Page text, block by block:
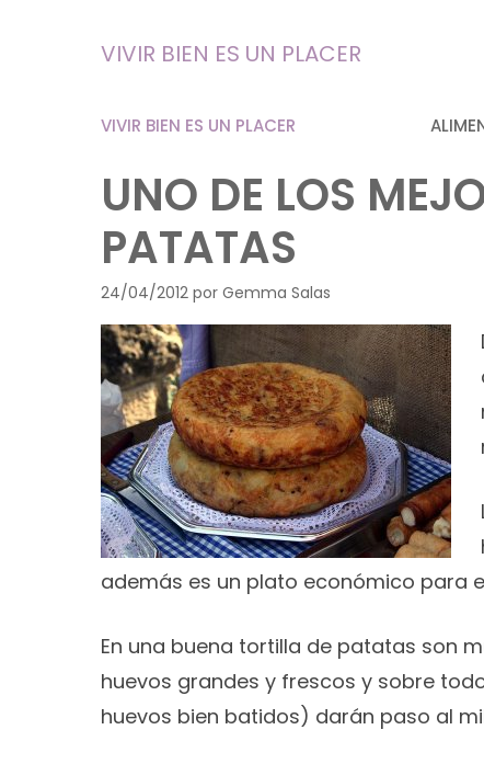
VIVIR BIEN ES UN PLACER
VIVIR BIEN ES UN PLACER
UNO DE LOS
PATATAS
24/04/2012 por Gemma Salas
además es un plato económico para
En una buena tortilla de patatas son
huevos grandes y frescos y sobre
huevos bien batidos) darán paso al